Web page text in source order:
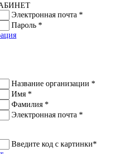
Электронная почта *
Пароль *
Название организации *
Имя *
Фамилия *
Электронная почта *
Введите код с картинки*